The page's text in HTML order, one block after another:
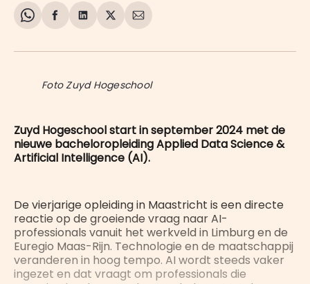
Share
WhatsApp
Delen
Facebook
Delen
LinkedIn
Share
X
Deel
E-
Foto Zuyd Hogeschool
Zuyd Hogeschool start in september 2024 met de
nieuwe bacheloropleiding Applied Data Science &
Artificial Intelligence (AI).
De vierjarige opleiding in Maastricht is een directe
reactie op de groeiende vraag naar AI-
professionals vanuit het werkveld in Limburg en de
Euregio Maas-Rijn. Technologie en de maatschappij
veranderen in hoog tempo. AI wordt steeds vaker
ingezet en dat vraagt om professionals die